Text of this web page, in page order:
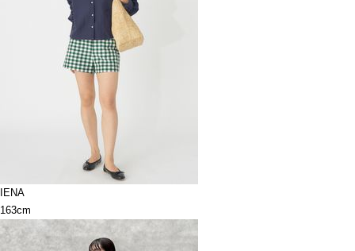
IENA
163cm